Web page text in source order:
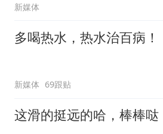
新媒体
多喝热水，热水治百病！
新媒体 69跟贴
这滑的挺远的哈，棒棒哒